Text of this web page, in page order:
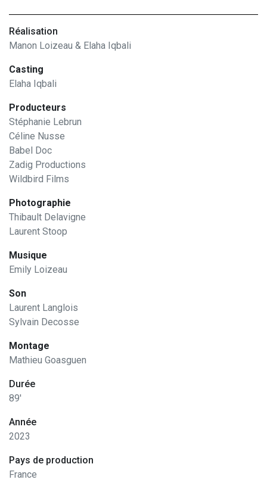
Réalisation
Manon Loizeau & Elaha Iqbali
Casting
Elaha Iqbali
Producteurs
Stéphanie Lebrun
Céline Nusse
Babel Doc
Zadig Productions
Wildbird Films
Photographie
Thibault Delavigne
Laurent Stoop
Musique
Emily Loizeau
Son
Laurent Langlois
Sylvain Decosse
Montage
Mathieu Goasguen
Durée
89'
Année
2023
Pays de production
France